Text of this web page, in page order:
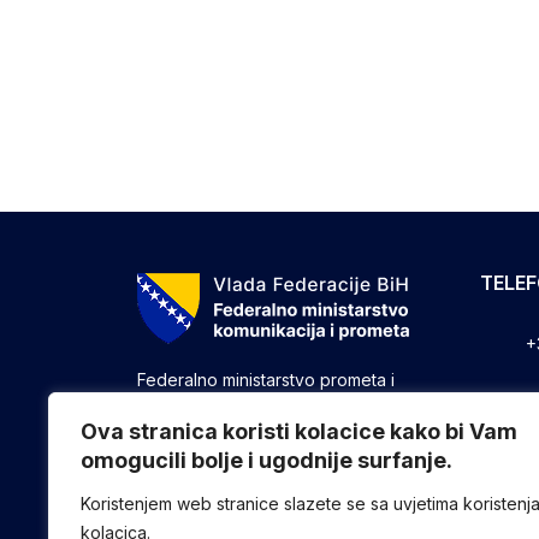
Ova stranica koristi kolacice kako bi Vam
omogucili bolje i ugodnije surfanje.
Koristenjem web stranice slazete se sa uvjetima koristenja
kolacica.
Federalno ministarstvo prometa i
druge poslove utvrđene zakonom koji
se odnose na ostvarivanje nadležnosti
Federacije u oblasti prometa i
komunikacija.